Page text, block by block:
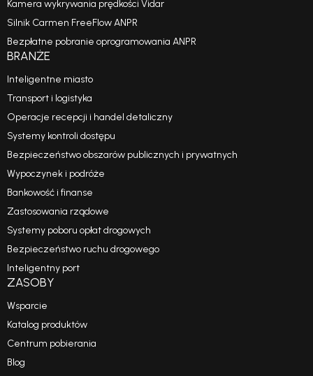
Kamera wykrywania prędkości Vidar
Silnik Carmen FreeFlow ANPR
Bezpłatne pobranie oprogramowania ANPR
BRANŻE
Inteligentne miasto
Transport i logistyka
Operacje recepcji i handel detaliczny
Systemy kontroli dostępu
Bezpieczeństwo obszarów publicznych i prywatnych
Wypoczynek i podróże
Bankowość i finanse
Zastosowania rządowe
Systemy poboru opłat drogowych
Bezpieczeństwo ruchu drogowego
Inteligentny port
ZASOBY
Wsparcie
Katalog produktów
Centrum pobierania
Blog